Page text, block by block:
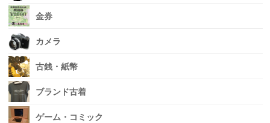
金券
カメラ
古銭・紙幣
ブランド古着
ゲーム・コミック